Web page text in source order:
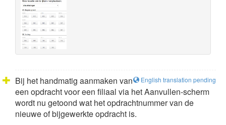
English translation pending
Bij het handmatig aanmaken van
een opdracht voor een filiaal via het Aanvullen-scherm
wordt nu getoond wat het opdrachtnummer van de
nieuwe of bijgewerkte opdracht is.